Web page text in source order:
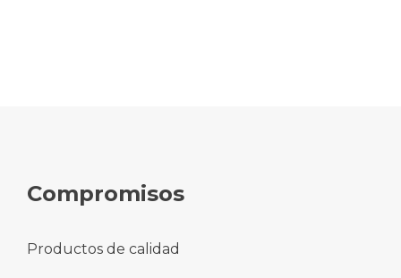
Compromisos
Productos de calidad